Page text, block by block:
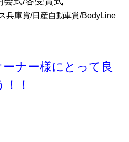
兵庫賞/日産自動車賞/BodyLine
ナー様にとって良
！